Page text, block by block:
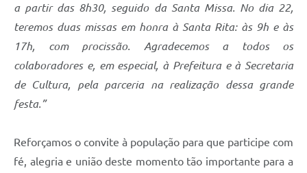
a partir das 8h30, seguido da Santa Missa. No dia 22,
teremos duas missas em honra à Santa Rita: às 9h e às
17h, com procissão. Agradecemos a todos os
colaboradores e, em especial, à Prefeitura e à Secretaria
de Cultura, pela parceria na realização dessa grande
festa.”
Reforçamos o convite à população para que participe com
fé, alegria e união deste momento tão importante para a